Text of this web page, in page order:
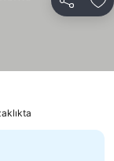
Paylaş
görün